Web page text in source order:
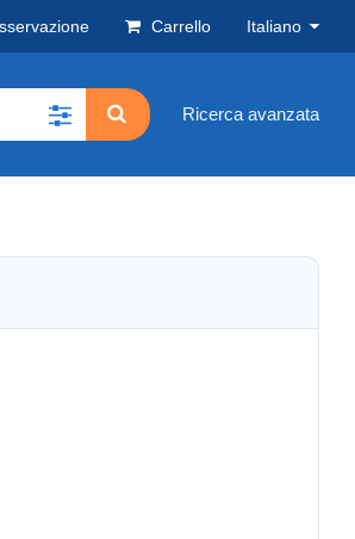
Carrello Italiano
Ricerca avanzata